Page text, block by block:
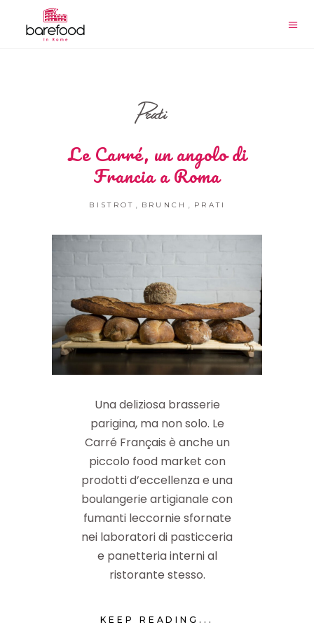
Prati
Le Carré, un angolo di
Francia a Roma
BISTROT BRUNCH PRATI
Una deliziosa brasserie
parigina, ma non solo. Le
Carré Français è anche un
piccolo food market con
prodotti d’eccellenza e una
boulangerie artigianale con
fumanti leccornie sfornate
nei laboratori di pasticceria
e panetteria interni al
ristorante stesso.
KEEP READING...